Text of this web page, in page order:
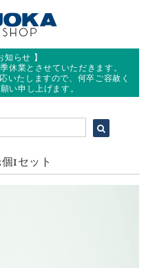
知らせ 】
休業とさせていただきます。
いたしますので、何卒ご容赦く
い申し上げます。
1セット